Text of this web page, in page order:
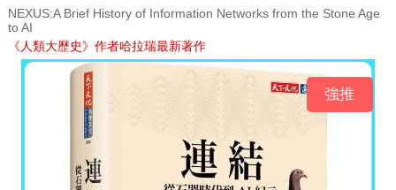
NEXUS:A Brief History of Information Networks from the Stone Age
to AI
《人類大歷史》作者哈拉瑞最新著作
強推